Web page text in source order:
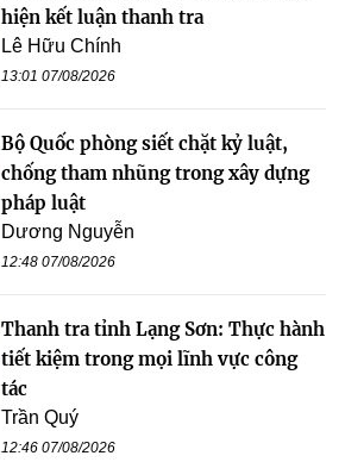
hiện kết luận thanh tra
Lê Hữu Chính
13:01 07/08/2026
Bộ Quốc phòng siết chặt kỷ luật,
chống tham nhũng trong xây dựng
pháp luật
Dương Nguyễn
12:48 07/08/2026
Thanh tra tỉnh Lạng Sơn: Thực hành
tiết kiệm trong mọi lĩnh vực công
tác
Trần Quý
12:46 07/08/2026